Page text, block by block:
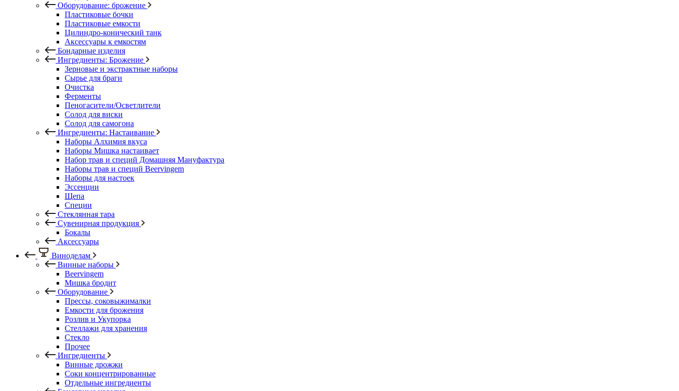
Оборудование: брожение
Пластиковые бочки
Пластиковые емкости
Цилиндро-конический танк
Аксессуары к емкостям
Бондарные изделия
Ингредиенты: Брожение
Зерновые и экстрактные наборы
Сырье для браги
Очистка
Ферменты
Пеногасители/Осветлители
Солод для виски
Солод для самогона
Ингредиенты: Настаивание
Наборы Алхимия вкуса
Наборы Мишка настаивает
Набор трав и специй Домашняя Мануфактура
Наборы трав и специй Beervingem
Наборы для настоек
Эссенции
Щепа
Специи
Стеклянная тара
Сувенирная продукция
Бокалы
Аксессуары
Виноделам
Винные наборы
Beervingem
Мишка бродит
Оборудование
Прессы, соковыжималки
Емкости для брожения
Розлив и Укупорка
Стеллажи для хранения
Стекло
Прочее
Ингредиенты
Винные дрожжи
Соки концентрированные
Отдельные ингредиенты